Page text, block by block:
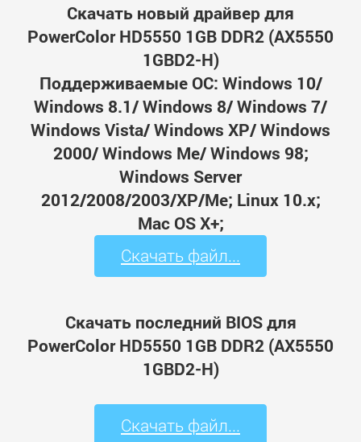
Скачать новый драйвер для
PowerColor HD5550 1GB DDR2 (AX5550
1GBD2-H)
Поддерживаемые ОС: Windows 10/
Windows 8.1/ Windows 8/ Windows 7/
Windows Vista/ Windows XP/ Windows
2000/ Windows Me/ Windows 98;
Windows Server
2012/2008/2003/XP/Me; Linux 10.x;
Mac OS X+;
Скачать файл...
Скачать последний BIOS для
PowerColor HD5550 1GB DDR2 (AX5550
1GBD2-H)
Скачать файл...